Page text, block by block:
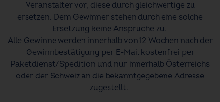
Veranstalter vor, diese durch gleichwertige zu
ersetzen. Dem Gewinner stehen durch eine solche
Ersetzung keine Ansprüche zu.
Alle Gewinne werden innerhalb von 12 Wochen nach der
Gewinnbestätigung per E-Mail kostenfrei per
Paketdienst/Spedition und nur innerhalb Österreichs
oder der Schweiz an die bekanntgegebene Adresse
zugestellt.